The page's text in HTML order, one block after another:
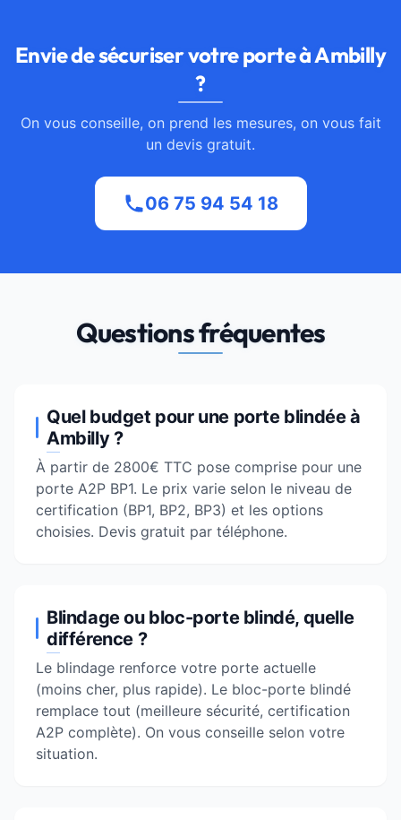
Envie de sécuriser votre porte à Ambilly
?
On vous conseille, on prend les mesures, on vous fait
un devis gratuit.
06 75 94 54 18
Questions fréquentes
Quel budget pour une porte blindée à
Ambilly ?
À partir de 2800€ TTC pose comprise pour une
porte A2P BP1. Le prix varie selon le niveau de
certification (BP1, BP2, BP3) et les options
choisies. Devis gratuit par téléphone.
Blindage ou bloc-porte blindé, quelle
différence ?
Le blindage renforce votre porte actuelle
(moins cher, plus rapide). Le bloc-porte blindé
remplace tout (meilleure sécurité, certification
A2P complète). On vous conseille selon votre
situation.